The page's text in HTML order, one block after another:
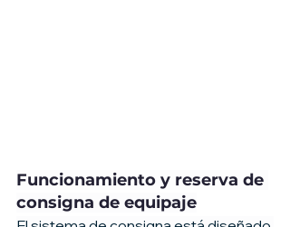
Funcionamiento y reserva de
consigna de equipaje